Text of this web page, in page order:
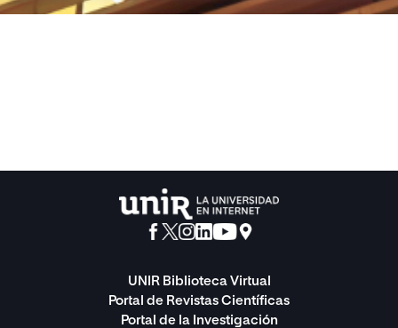
UNIR Biblioteca Virtual
Portal de Revistas Científicas
Portal de la Investigación